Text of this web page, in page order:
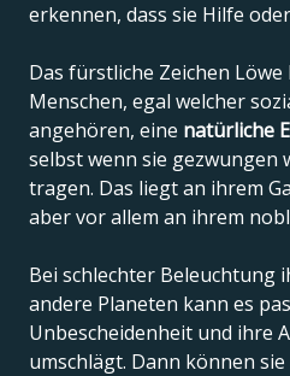
erkennen, dass sie Hilfe
Das fürstliche Zeichen Löwe
Menschen, egal welcher
angehören, eine natürliche
selbst wenn sie gezwungen
tragen. Das liegt an ihrem
aber vor allem an ihrem
Bei schlechter Beleuchtung
andere Planeten kann es
Unbescheidenheit und ihre
umschlägt. Dann können sie